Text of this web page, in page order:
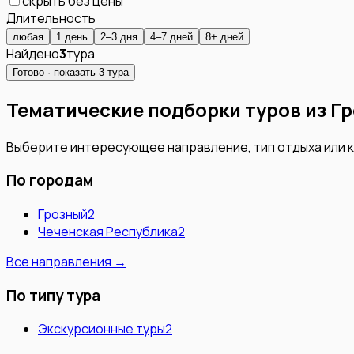
Длительность
любая 1 день 2–3 дня 4–7 дней 8+ дней
Найдено3тура
Готово · показать 3 тура
Тематические подборки туров из
Выберите интересующее направление, тип отдыха или
По городам
Грозный2
Чеченская Республика2
Все направления →
По типу тура
Экскурсионные туры2